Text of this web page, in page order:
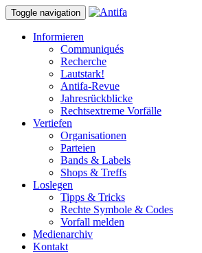
Toggle navigation
Informieren
Communiqués
Recherche
Lautstark!
Antifa-Revue
Jahresrückblicke
Rechtsextreme Vorfälle
Vertiefen
Organisationen
Parteien
Bands & Labels
Shops & Treffs
Loslegen
Tipps & Tricks
Rechte Symbole & Codes
Vorfall melden
Medienarchiv
Kontakt